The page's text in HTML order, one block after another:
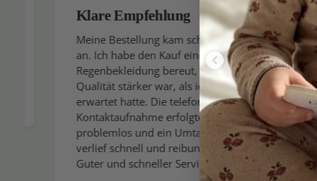
Klare Empfehlung
Meine Bestellung kam schnell
an. Ich habe den Kauf einer
Regenbekleidung bereut, da die
Qualität stärker war, als ich
erwartet hatte. Die telefonische
Kontaktaufnahme erfolgte
problemlos und ein Umtausch
verlief schnell und reibungslos.
Guter und schneller Service
Ich
Ich
wenn
Sie